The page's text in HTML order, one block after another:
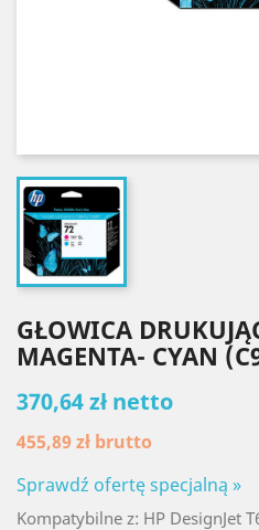
GŁOWICA
MAGENTA- CYAN
370,64 zł netto
455,89 zł brutto
Sprawdź ofertę specjalną »
Kompatybilne z: HP DesignJet